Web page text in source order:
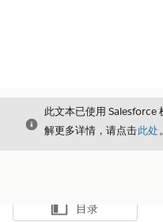
关闭
此文本已使用 Salesforce
解更多详情，请点击此处。
显示目录
目录